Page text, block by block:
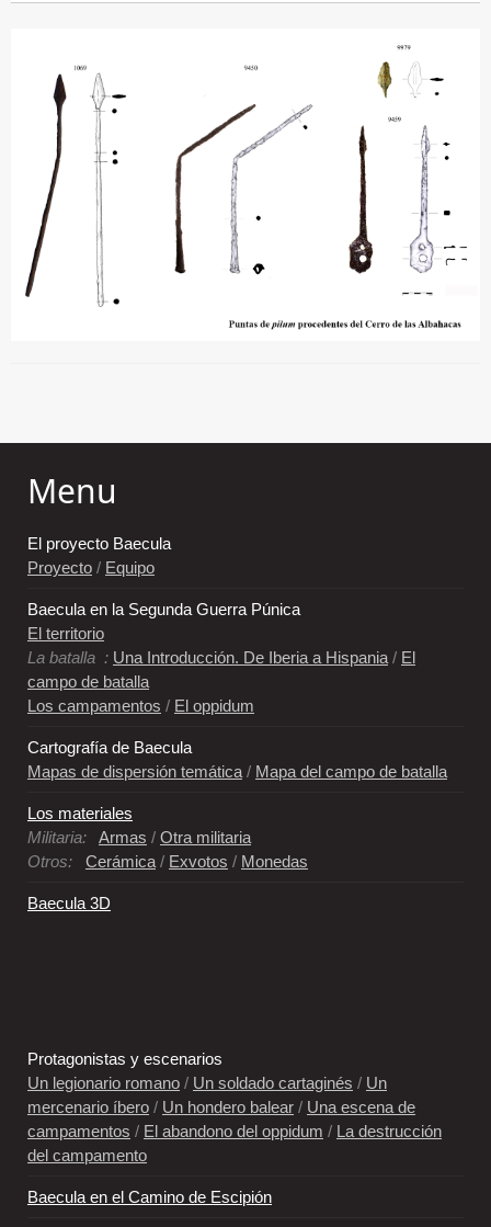
Menu
El proyecto Baecula
Proyecto / Equipo
Baecula en la Segunda Guerra Púnica
El territorio
La batalla : Una Introducción. De Iberia a Hispania / El
campo de batalla
Los campamentos / El oppidum
Cartografía de Baecula
Mapas de dispersión temática / Mapa del campo de batalla
Los materiales
Militaria:
Armas / Otra militaria
Otros:
Cerámica / Exvotos / Monedas
Baecula 3D
Protagonistas y escenarios
Un legionario romano / Un soldado cartaginés / Un
mercenario íbero / Un hondero balear / Una escena de
campamentos / El abandono del oppidum / La destrucción
del campamento
Baecula en el Camino de Escipión